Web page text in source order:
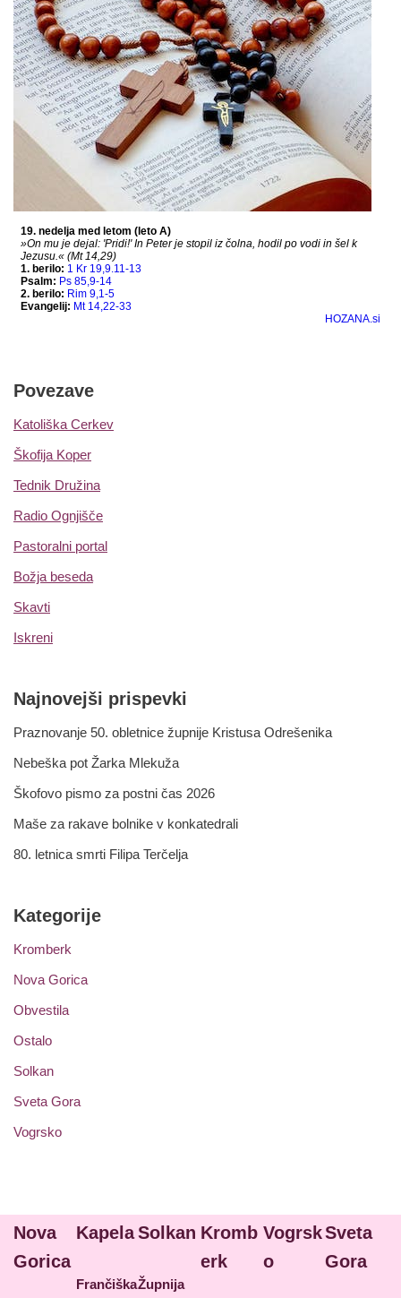
Povezave
Katoliška Cerkev
Škofija Koper
Tednik Družina
Radio Ognjišče
Pastoralni portal
Božja beseda
Skavti
Iskreni
Najnovejši prispevki
Praznovanje 50. obletnice župnije Kristusa Odrešenika
Nebeška pot Žarka Mlekuža
Škofovo pismo za postni čas 2026
Maše za rakave bolnike v konkatedrali
80. letnica smrti Filipa Terčelja
Kategorije
Kromberk
Nova Gorica
Obvestila
Ostalo
Solkan
Sveta Gora
Vogrsko
Nova
Gorica
Kapela
Frančiška
Solkan
Župnija
Kromb
erk
Vogrsk
o
Sveta
Gora